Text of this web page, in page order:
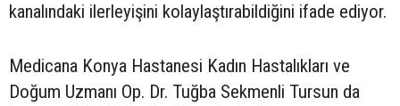
kanalındaki ilerleyişini kolaylaştırabildiğini ifade ediyor.
Medicana Konya Hastanesi Kadın Hastalıkları ve
Doğum Uzmanı Op. Dr. Tuğba Sekmenli Tursun da